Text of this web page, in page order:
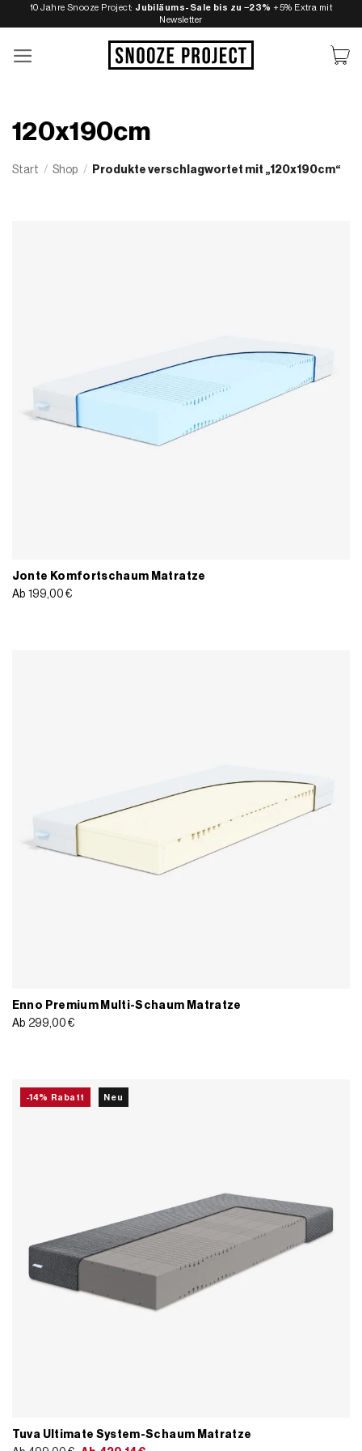
Inhalt
springen
10 Jahre Snooze Project: Jubiläums-Sale bis zu −23% +5% Extra mit
Newsletter
120x190cm
Start / Shop / Produkte verschlagwortet mit „120x190cm“
Jonte Komfortschaum Matratze
Ab 199,00 €
Enno Premium Multi-Schaum Matratze
Ab 299,00 €
-14% Rabatt Neu
Tuva Ultimate System-Schaum Matratze